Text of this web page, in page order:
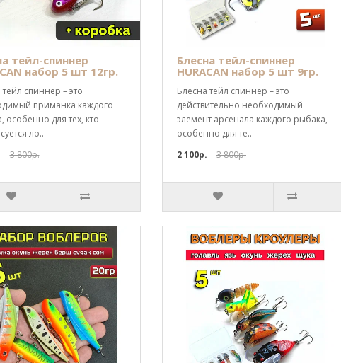
тейл-спиннер
набор 5 шт 12гр.
спиннер – это
приманка каждого
особенно для тех, кто
ло..
3 800р.
Блесна тейл-спиннер
HURACAN набор 5 шт 9гр.
Блесна тейл спиннер – это
действительно необходимый
элемент арсенала каждого рыбака,
особенно для те..
2 100р.
3 800р.